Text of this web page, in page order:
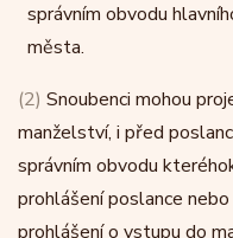
správním obvodu
města.
(2) Snoubenci mohou
manželství, i před
správním obvodu
prohlášení poslance
prohlášení o vstupu do